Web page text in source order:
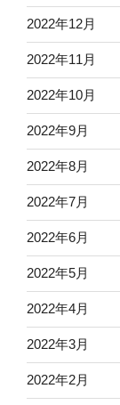
2022年12月
2022年11月
2022年10月
2022年9月
2022年8月
2022年7月
2022年6月
2022年5月
2022年4月
2022年3月
2022年2月